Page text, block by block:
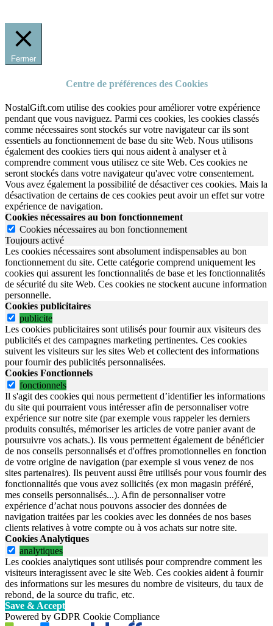
Fermer
Centre de préférences des Cookies
NostalGift.com utilise des cookies pour améliorer votre expérience
pendant que vous naviguez. Parmi ces cookies, les cookies classés
comme nécessaires sont stockés sur votre navigateur car ils sont
essentiels au fonctionnement de base du site Web. Nous utilisons
également des cookies tiers qui nous aident à analyser et à
comprendre comment vous utilisez ce site Web. Ces cookies ne
seront stockés dans votre navigateur qu'avec votre consentement.
Vous avez également la possibilité de désactiver ces cookies. Mais la
désactivation de certains de ces cookies peut avoir un effet sur votre
expérience de navigation.
Cookies nécessaires au bon fonctionnement
Cookies nécessaires au bon fonctionnement
Toujours activé
Les cookies nécessaires sont absolument indispensables au bon
fonctionnement du site. Cette catégorie comprend uniquement les
cookies qui assurent les fonctionnalités de base et les fonctionnalités
de sécurité du site Web. Ces cookies ne stockent aucune information
personnelle.
Cookies publicitaires
publicite
Les cookies publicitaires sont utilisés pour fournir aux visiteurs des
publicités et des campagnes marketing pertinentes. Ces cookies
suivent les visiteurs sur les sites Web et collectent des informations
pour fournir des publicités personnalisées.
Cookies Fonctionnels
fonctionnels
Il s'agit des cookies qui nous permettent d’identifier les informations
du site qui pourraient vous intéresser afin de personnaliser votre
expérience sur notre site (par exemple vous rappeler les derniers
produits consultés, mémoriser les articles de votre panier avant de
poursuivre vos achats.). Ils vous permettent également de bénéficier
de nos conseils personnalisés et d'offres promotionnelles en fonction
de votre origine de navigation (par exemple si vous venez de nos
sites partenaires). Ils peuvent aussi être utilisés pour vous fournir des
fonctionnalités que vous avez sollicités (ex mon magasin préféré,
mes conseils personnalisés...). Afin de personnaliser votre
expérience d’achat nous pouvons associer des données de
navigation traitées par les cookies avec les données de nos bases
clients relatives à votre compte ou à vos achats sur notre site.
Cookies Analytiques
analytiques
Les cookies analytiques sont utilisés pour comprendre comment les
visiteurs interagissent avec le site Web. Ces cookies aident à fournir
des informations sur les mesures du nombre de visiteurs, du taux de
rebond, de la source du trafic, etc.
Save & Accept
Powered by GDPR Cookie Compliance